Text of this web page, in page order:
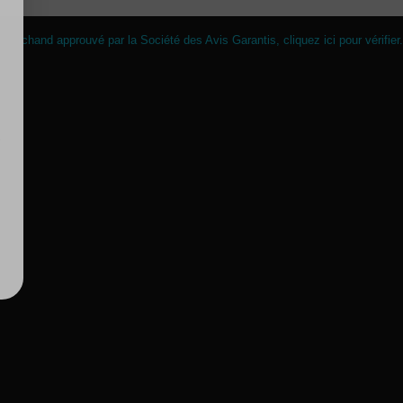
Marchand approuvé par la Société des Avis Garantis, cliquez ici pour vérifier.